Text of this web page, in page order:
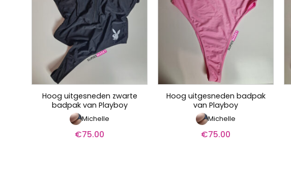
Hoog uitgesneden zwarte
badpak van Playboy
Michelle
€75.00
Hoog uitgesneden badpak
van Playboy
Michelle
€75.00